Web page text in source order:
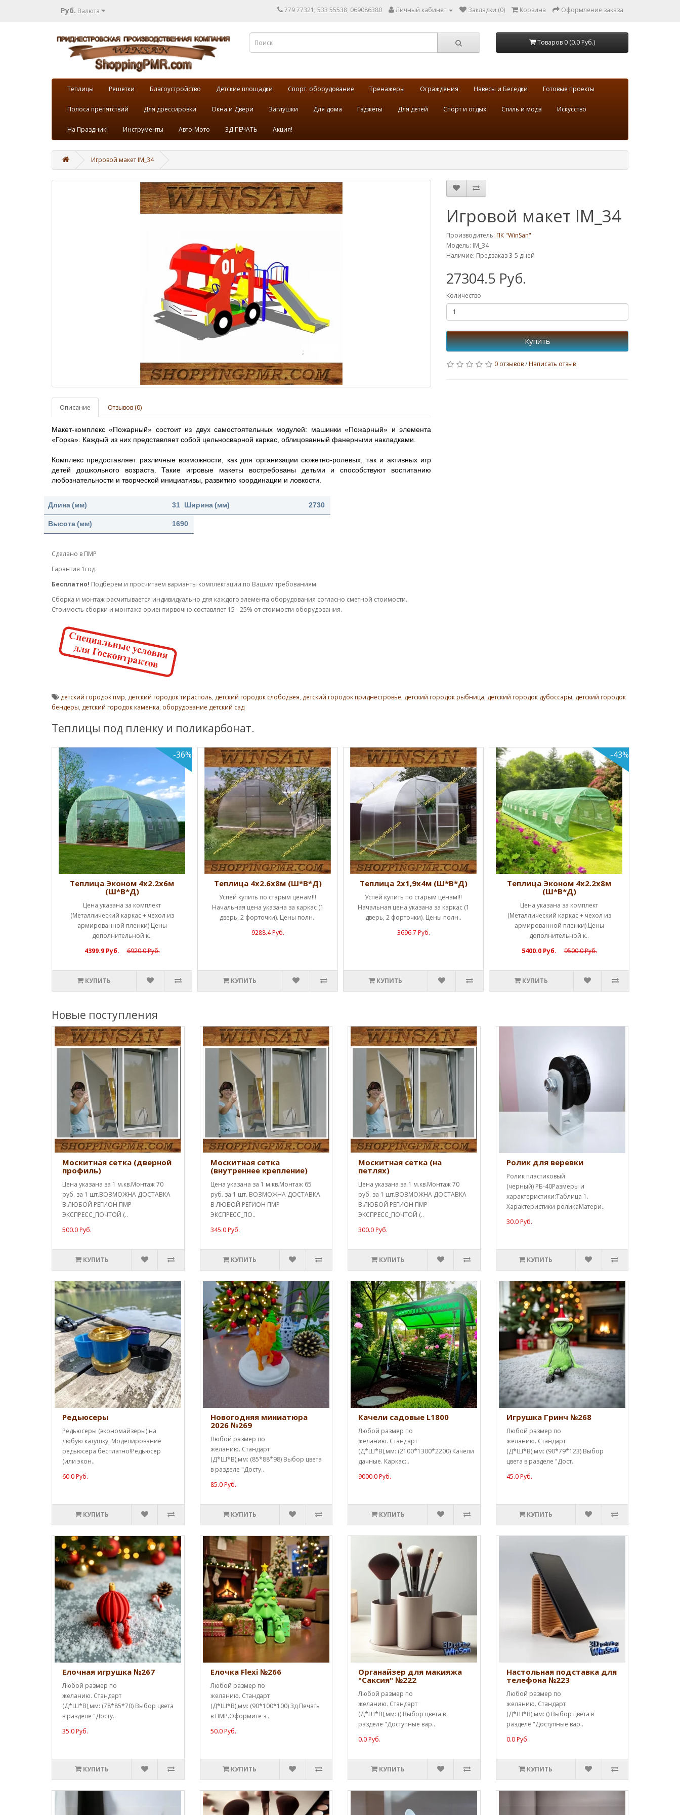
Руб. Валюта 779 77321; 533 55538; 069086380 Личный кабинет Закладки (0) Корзина Оформление заказа
Товаров 0 (0.0 Руб.)
Теплицы Решетки Благоустройство Детские площадки Спорт. оборудование Тренажеры Ограждения Навесы и Беседки Готовые проекты
Полоса препятствий Для дрессировки Окна и Двери Заглушки Для дома Гаджеты Для детей Спорт и отдых Стиль и мода Искусство
На Праздник! Инструменты Авто-Мото 3Д ПЕЧАТЬ Акция!
Игровой макет IM_34
Описание Отзывов (0)
Макет-комплекс «Пожарный» состоит из двух самостоятельных модулей: машинки «Пожарный» и элемента
«Горка». Каждый из них представляет собой цельносварной каркас, облицованный фанерными накладками.
Комплекс предоставляет различные возможности, как для организации сюжетно-ролевых, так и активных игр
детей дошкольного возраста. Такие игровые макеты востребованы детьми и способствуют воспитанию
любознательности и творческой инициативы, развитию координации и ловкости.
Длина (мм) 3100Ширина (мм) 2730
Высота (мм) 1690
Сделано в ПМР
Гарантия 1год.
Бесплатно! Подберем и просчитаем варианты комплектации по Вашим требованиям.
Cборка и монтаж расчитывается индивидуально для каждого элемента оборудования согласно сметной стоимости.
Стоимость сборки и монтажа ориентирвочно составляет 15 - 25% от стоимости оборудования.
Игровой макет IM_34
Производитель: ПК "WinSan"
Модель: IM_34
Наличие: Предзаказ 3-5 дней
27304.5 Руб.
Количество
Купить
0 отзывов/Написать отзыв
детский городок пмр, детский городок тирасполь, детский городок слободзея, детский городок приднестровье, детский городок рыбница, детский городок дубоссары, детский городок
бендеры, детский городок каменка, оборудование детский сад
Теплицы под пленку и поликарбонат.
Теплица Эконом 4х2.2х6м
(Ш*В*Д)
Цена указана за комплект
(Металлический каркас + чехол из
армированной пленки).Цены
дополнительной к..
4399.9 Руб.
6920.0 Руб.
КУПИТЬ
-36%
Теплица 4х2.6х8м (Ш*В*Д)
Успей купить по старым ценам!!!
Начальная цена указана за каркас (1
дверь, 2 форточки). Цены полн..
9288.4 Руб.
КУПИТЬ
Теплица 2х1,9х4м (Ш*В*Д)
Успей купить по старым ценам!!!
Начальная цена указана за каркас (1
дверь, 2 форточки). Цены полн..
3696.7 Руб.
КУПИТЬ
Теплица Эконом 4х2.2х8м
(Ш*В*Д)
Цена указана за комплект
(Металлический каркас + чехол из
армированной пленки).Цены
дополнительной к..
5400.0 Руб.
9500.0 Руб.
КУПИТЬ
-43%
Новые поступления
Москитная сетка (дверной
профиль)
Цена указана за 1 м.кв.Монтаж 70
руб. за 1 шт.ВОЗМОЖНА ДОСТАВКА
В ЛЮБОЙ РЕГИОН ПМР
ЭКСПРЕСС_ПОЧТОЙ (..
500.0 Руб.
КУПИТЬ
Москитная сетка
(внутреннее крепление)
Цена указана за 1 м.кв.Монтаж 65
руб. за 1 шт. ВОЗМОЖНА ДОСТАВКА
В ЛЮБОЙ РЕГИОН ПМР
ЭКСПРЕСС_ПО..
345.0 Руб.
КУПИТЬ
Москитная сетка (на
петлях)
Цена указана за 1 м.кв.Монтаж 70
руб. за 1 шт.ВОЗМОЖНА ДОСТАВКА
В ЛЮБОЙ РЕГИОН ПМР
ЭКСПРЕСС_ПОЧТОЙ (..
300.0 Руб.
КУПИТЬ
Ролик для веревки
Ролик пластиковый
(черный) РБ-40Размеры и
характеристики:Таблица 1.
Характеристики роликаМатери..
30.0 Руб.
КУПИТЬ
Редьюсеры
Редьюсеры (экономайзеры) на
любую катушку. Моделирование
редьюсера бесплатно!Редьюсер
(или экон..
60.0 Руб.
КУПИТЬ
Новогодняя миниатюра
2026 №269
Любой размер по
желанию. Стандарт
(Д*Ш*В),мм: (85*88*98) Выбор цвета
в разделе "Досту..
85.0 Руб.
КУПИТЬ
Качели садовые L1800
Любой размер по
желанию. Стандарт
(Д*Ш*В),мм: (2100*1300*2200) Качели
дачные. Каркас:..
9000.0 Руб.
КУПИТЬ
Игрушка Гринч №268
Любой размер по
желанию. Стандарт
(Д*Ш*В),мм: (90*79*123) Выбор
цвета в разделе "Дост..
45.0 Руб.
КУПИТЬ
Елочная игрушка №267
Любой размер по
желанию. Стандарт
(Д*Ш*В),мм: (78*85*70) Выбор цвета
в разделе "Досту..
35.0 Руб.
КУПИТЬ
Елочка Flexi №266
Любой размер по
желанию. Стандарт
(Д*Ш*В),мм: (90*100*100) 3д Печать
в ПМР.Оформите з..
50.0 Руб.
КУПИТЬ
Органайзер для макияжа
"Саксия" №222
Любой размер по
желанию. Стандарт
(Д*Ш*В),мм: () Выбор цвета в
разделе "Доступные вар..
0.0 Руб.
КУПИТЬ
Настольная подставка для
телефона №223
Любой размер по
желанию. Стандарт
(Д*Ш*В),мм: () Выбор цвета в
разделе "Доступные вар..
0.0 Руб.
КУПИТЬ